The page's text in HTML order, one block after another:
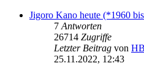
Jigoro Kano heute (*1960
7 Antworten
26714 Zugriffe
Letzter Beitrag von
25.11.2022, 12:43